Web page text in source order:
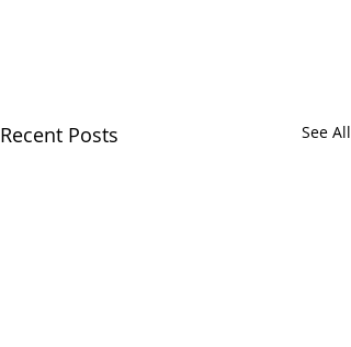
Recent Posts See All